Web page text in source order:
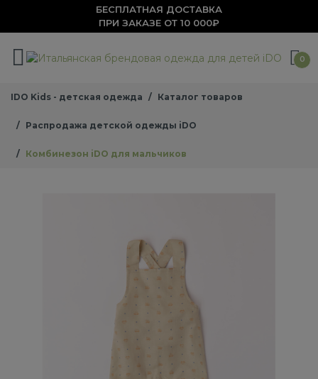
БЕСПЛАТНАЯ ДОСТАВКА
ПРИ ЗАКАЗЕ ОТ 10 000₽
0
IDO Kids - детская одежда Каталог товаров
Распродажа детской одежды iDO
Комбинезон iDO для мальчиков